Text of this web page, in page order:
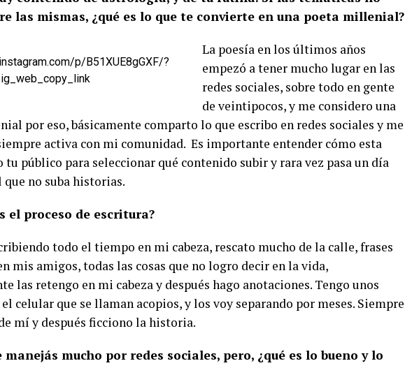
las mismas, ¿qué es lo que te convierte en una poeta millenial?
p/B51XUE8gGXF/?
La poesía en los últimos años
empezó a tener mucho lugar en las
redes sociales, sobre todo en gente
de veintipocos, y me considero una
por eso, básicamente comparto lo que escribo en redes sociales y me
activa con mi comunidad. Es importante entender cómo esta
tu público para seleccionar qué contenido subir y rara vez pasa un día
que no suba historias.
el proceso de escritura?
todo el tiempo en mi cabeza, rescato mucho de la calle, frases
mis amigos, todas las cosas que no logro decir en la vida,
las retengo en mi cabeza y después hago anotaciones. Tengo unos
celular que se llaman acopios, y los voy separando por meses. Siempre
mí y después ficciono la historia.
manejás mucho por redes sociales, pero, ¿qué es lo bueno y lo